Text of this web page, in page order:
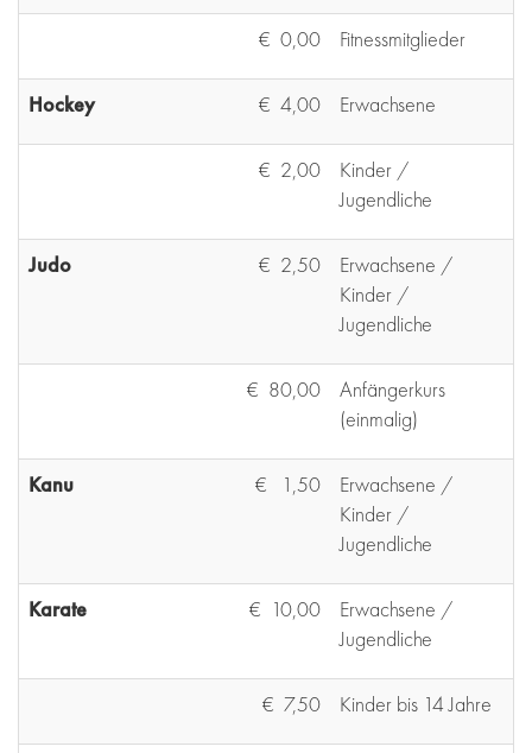
€ 0,00 Fitnessmitglieder
Hockey € 4,00 Erwachsene
€ 2,00
Kinder /
Jugendliche
Judo € 2,50
Erwachsene /
Kinder /
Jugendliche
€ 80,00
Anfängerkurs
(einmalig)
Kanu € 1,50
Erwachsene /
Kinder /
Jugendliche
Karate € 10,00
Erwachsene /
Jugendliche
€ 7,50 Kinder bis 14 Jahre